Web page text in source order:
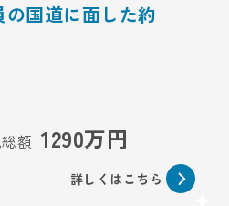
国道に面した約
額 1290万円
詳しくはこちら